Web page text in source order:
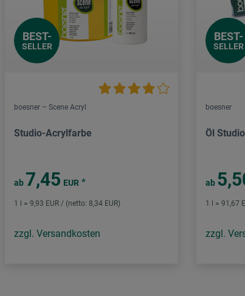
BEST-
SELLER
boesner – Scene Acryl
Studio-Acrylfarbe
ab 7,45 EUR *
1 l = 9,93 EUR / (netto: 8,34 EUR)
zzgl. Versandkosten
BEST-
SELLER
boesner
Öl Studio
ab
1 l = 91,67
zzgl.